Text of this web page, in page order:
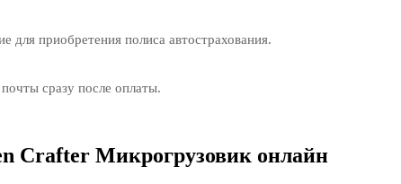
для приобретения полиса автострахования.
сразу после оплаты.
Crafter Микрогрузовик онлайн